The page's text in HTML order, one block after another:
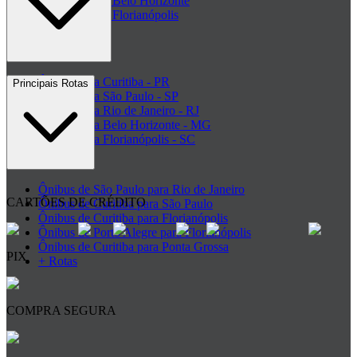
Rodoviária de Florianópolis
+ Rodoviárias
Ônibus para Curitiba - PR
Ônibus para São Paulo - SP
Ônibus para Rio de Janeiro - RJ
Ônibus para Belo Horizonte - MG
Ônibus para Florianópolis - SC
Principais Rotas
Ônibus de São Paulo para Rio de Janeiro
Ônibus de Curitiba para São Paulo
Ônibus de Curitiba para Florianópolis
Ônibus de Porto Alegre para Florianópolis
Ônibus de Curitiba para Ponta Grossa
+ Rotas
CARTÕES DE CRÉDITO
PIX
COMPRA SEGURA